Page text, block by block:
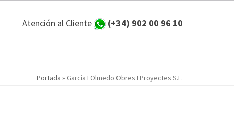
Atención al Cliente (+34) 902 00 96 10
Portada » Garcia I Olmedo Obres I Proyectes S.L.